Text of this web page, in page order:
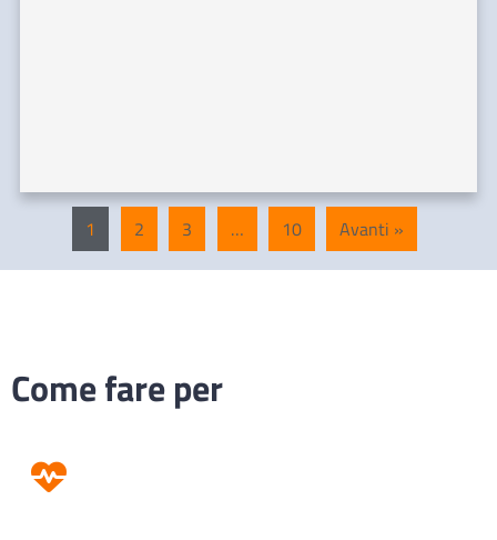
1 2 3 … 10 Avanti »
Come fare per